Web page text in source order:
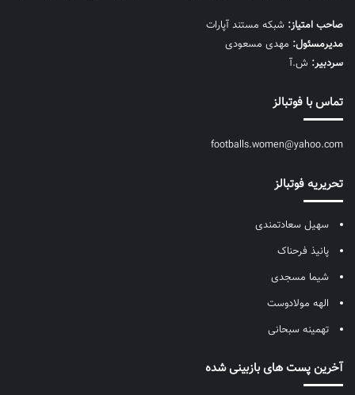
صاحب امتیاز: شبکه مستند آپارات
مديرمسئول: مهدی مسعودی
سردبیر: ش.آ
تماس با فوتبالز
footballs.women@yahoo.com
تحریریه فوتبالز
سهیل سعادتمندی
پانیذ فرحناک
شیما مسجدی
الهه مولادوست
تهمینه سبحانی
آخرین پست های بازبینی شده